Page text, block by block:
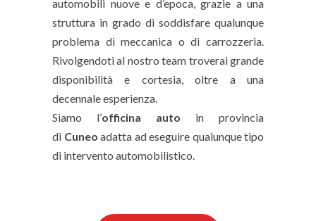
automobili nuove e d’epoca, grazie a una
struttura in grado di soddisfare qualunque
problema di meccanica o di carrozzeria.
Rivolgendoti al nostro team troverai grande
disponibilità e cortesia, oltre a una
decennale esperienza.
Siamo l’officina auto in provincia
di Cuneo adatta ad eseguire qualunque tipo
di intervento automobilistico.